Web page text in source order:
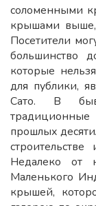
соломенными
крышами
Посетители
большинство
которые
для публики,
Сато. В
прошлых
Недалеко от
Маленького
крышей,